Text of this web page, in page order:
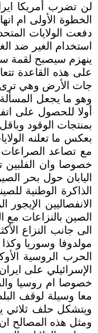
لن تضرب أمريكا
الخطوة الأولى ام
دفعت الولايات
استخدام الغير ضد
ينهزم سيصبح لقمة
على هذه القاعدة
جات الأرض وهي ترى
وهو ما يجعل
أولا للحصول على
بمنتجات الوقود
بعكس ما تعلنه
مع تصاعد الصراعات
الذاكرة الوطنية
الانفصاليين
الصين بالنزاعات مع
الى جانب النزاع
مولدوفا وسوريا
الحرب الروسية
الإسرائيلي على
خصوصا ام روسيا
معا وسيلة لوقف
ويتشكل حلف ثلاثي
ومثل هذه المصالح ان